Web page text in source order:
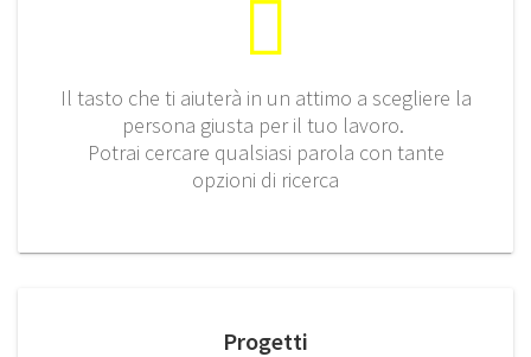
Il tasto che ti aiuterà in un attimo a scegliere la
persona giusta per il tuo lavoro.
Potrai cercare qualsiasi parola con tante
opzioni di ricerca
Progetti